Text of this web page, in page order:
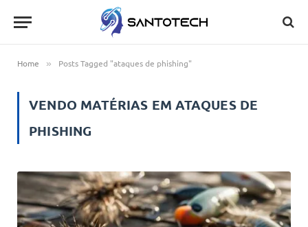
Home » Posts Tagged "ataques de phishing"
VENDO MATÉRIAS EMATAQUES DE
PHISHING